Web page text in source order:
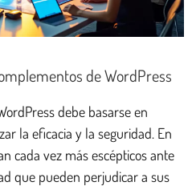
de WordPress
debe basarse en
la eficacia y la seguridad. En
cada vez más escépticos ante
que pueden perjudicar a sus